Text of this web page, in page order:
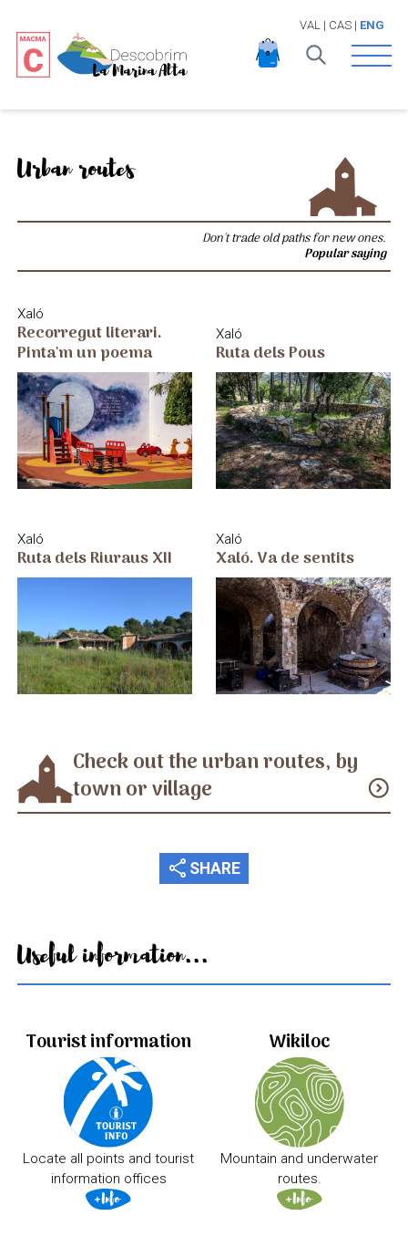
VAL | CAS| ENG
Open
Urban routes
Don't trade old paths for new ones.
Popular saying
Xaló
Recorregut literari.
Pinta'm un poema
Xaló
Ruta dels Pous
Xaló
Ruta dels Riuraus XII
Xaló
Xaló. Va de sentits
Check out the urban routes, by
town or village
expand_circle_down
share SHARE
Useful information...
Tourist information
Locate all points and tourist
information offices
Wikiloc
Mountain and underwater
routes.